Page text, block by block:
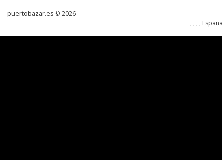
puertobazar.es © 2026
, , , ,